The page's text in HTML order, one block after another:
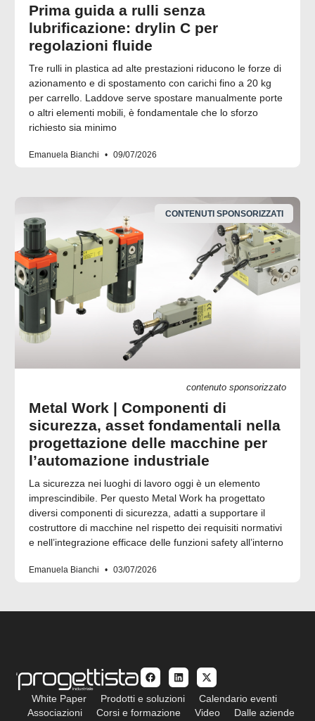
Prima guida a rulli senza
lubrificazione: drylin C per
regolazioni fluide
Tre rulli in plastica ad alte prestazioni riducono le forze di
azionamento e di spostamento con carichi fino a 20 kg
per carrello. Laddove serve spostare manualmente porte
o altri elementi mobili, è fondamentale che lo sforzo
richiesto sia minimo
Emanuela Bianchi 09/07/2026
CONTENUTI SPONSORIZZATI
contenuto sponsorizzato
Metal Work | Componenti di
sicurezza, asset fondamentali nella
progettazione delle macchine per
l’automazione industriale
La sicurezza nei luoghi di lavoro oggi è un elemento
imprescindibile. Per questo Metal Work ha progettato
diversi componenti di sicurezza, adatti a supportare il
costruttore di macchine nel rispetto dei requisiti normativi
e nell’integrazione efficace delle funzioni safety all’interno
Emanuela Bianchi 03/07/2026
White Paper Prodotti e soluzioni
Calendario eventi
Associazioni
Corsi e formazione Video Dalle aziende